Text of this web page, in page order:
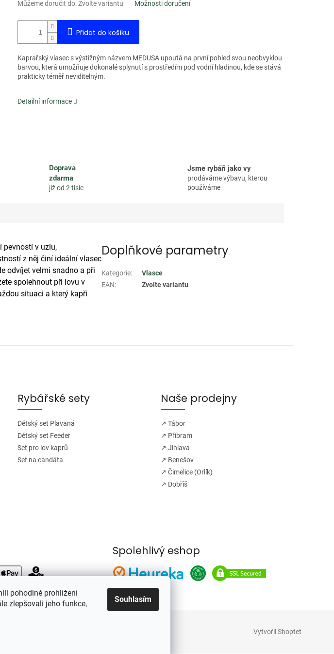
pohodlné prohlížení
zlepšovali jeho funkce,
Souhlasím
Můžeme doručit do:Zvolte variantu Možnosti doručení
Přidat do košíku
Kaprařský vlasec s výstižným názvem MEDUSA upoutá na první pohled svou neobvyklou
barvou, která umožňuje dokonalé splynutí s prostředím pod vodní hladinou, kde se stává
prakticky téměř neviditelným.
Detailní informace
Doprava
zdarma
již od 2 tisíc
Jsme rybáři jako vy
prodáváme výbavu, kterou
používáme
pevností v uzlu,
z něj činí ideální vlasec
odvíjet velmi snadno a při
spolehnout při lovu v
situaci a který kapři
Doplňkové parametry
Kategorie:
Vlasce
EAN: Zvolte variantu
Rybářské sety
Dětský set Plavaná
Dětský set Feeder
Set pro lov kaprů
Set na candáta
Naše prodejny
↗ Tábor
↗ Příbram
↗ Jihlava
↗ Benešov
↗ Čimelice (Orlík)
↗ Dobříš
Spolehlivý eshop
Vytvořil Shoptet